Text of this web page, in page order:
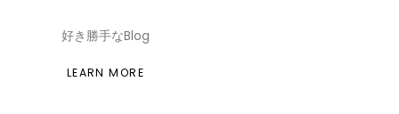
好き勝手なBlog
LEARN MORE